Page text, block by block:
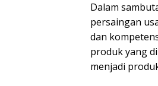
Dalam
persaingan
dan
produk yang
menjadi